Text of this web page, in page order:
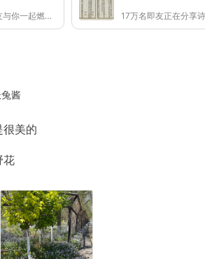
100万+名即友与你一起燃烧快门(๑ •̀∀-)و✧ 17万名即友正在分享
酱
很美的
花